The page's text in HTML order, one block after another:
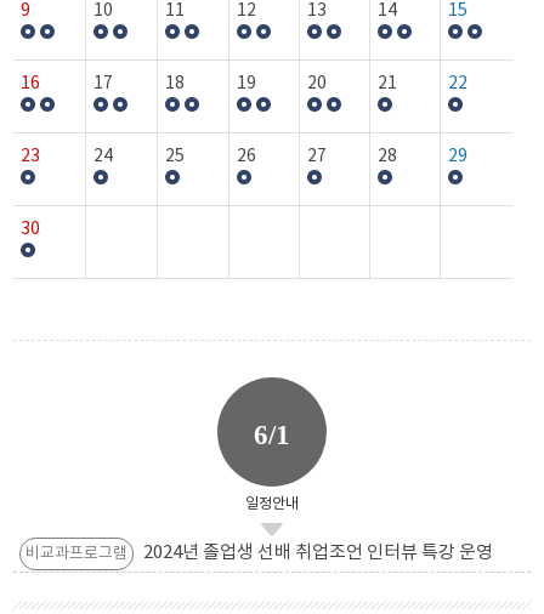
9 10 11 12 13 14 15
16 17 18 19 20 21 22
23 24 25 26 27 28 29
30
6/1
일정안내
비교과프로그램 2024년 졸업생 선배 취업조언 인터뷰 특강 운영